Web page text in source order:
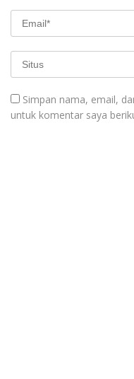
Simpan nama, email,
untuk komentar saya